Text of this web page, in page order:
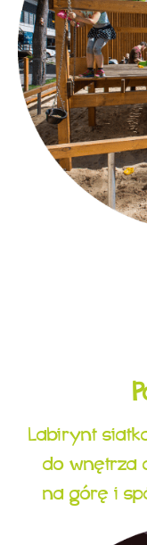
Labirynt
do wnętrza
na górę i